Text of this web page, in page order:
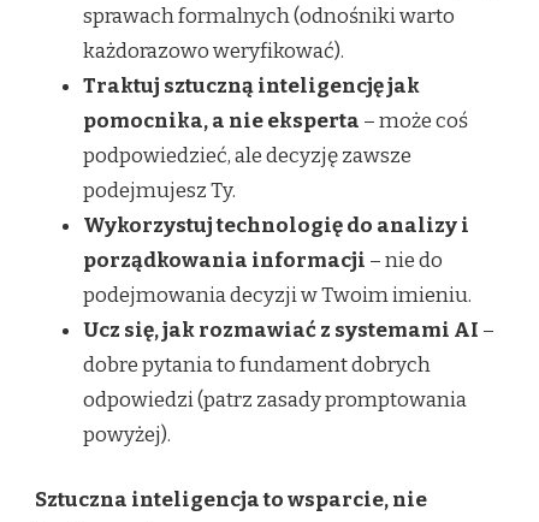
sprawach formalnych (odnośniki warto
każdorazowo weryfikować).
Traktuj sztuczną inteligencję jak
pomocnika, a nie eksperta – może coś
podpowiedzieć, ale decyzję zawsze
podejmujesz Ty.
Wykorzystuj technologię do analizy i
porządkowania informacji – nie do
podejmowania decyzji w Twoim imieniu.
Ucz się, jak rozmawiać z systemami AI –
dobre pytania to fundament dobrych
odpowiedzi (patrz zasady promptowania
powyżej).
Sztuczna inteligencja to wsparcie, nie